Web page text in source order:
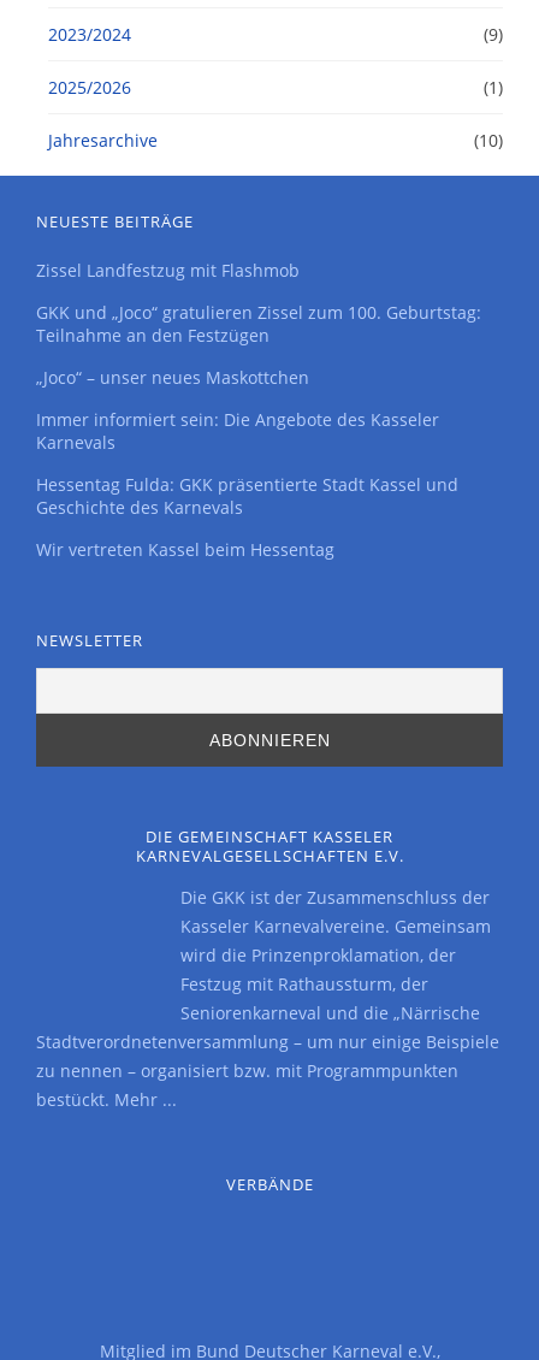
2023/2024 (9)
2025/2026 (1)
Jahresarchive (10)
NEUESTE BEITRÄGE
Zissel Landfestzug mit Flashmob
GKK und „Joco“ gratulieren Zissel zum 100. Geburtstag:
Teilnahme an den Festzügen
„Joco“ – unser neues Maskottchen
Immer informiert sein: Die Angebote des Kasseler
Karnevals
Hessentag Fulda: GKK präsentierte Stadt Kassel und
Geschichte des Karnevals
Wir vertreten Kassel beim Hessentag
NEWSLETTER
DIE GEMEINSCHAFT KASSELER
KARNEVALGESELLSCHAFTEN E.V.
Die GKK ist der Zusammenschluss der
Kasseler Karnevalvereine. Gemeinsam
wird die Prinzenproklamation, der
Festzug mit Rathaussturm, der
Seniorenkarneval und die „Närrische
Stadtverordnetenversammlung – um nur einige Beispiele
zu nennen – organisiert bzw. mit Programmpunkten
bestückt. Mehr ...
VERBÄNDE
Mitglied im Bund Deutscher Karneval e.V.,